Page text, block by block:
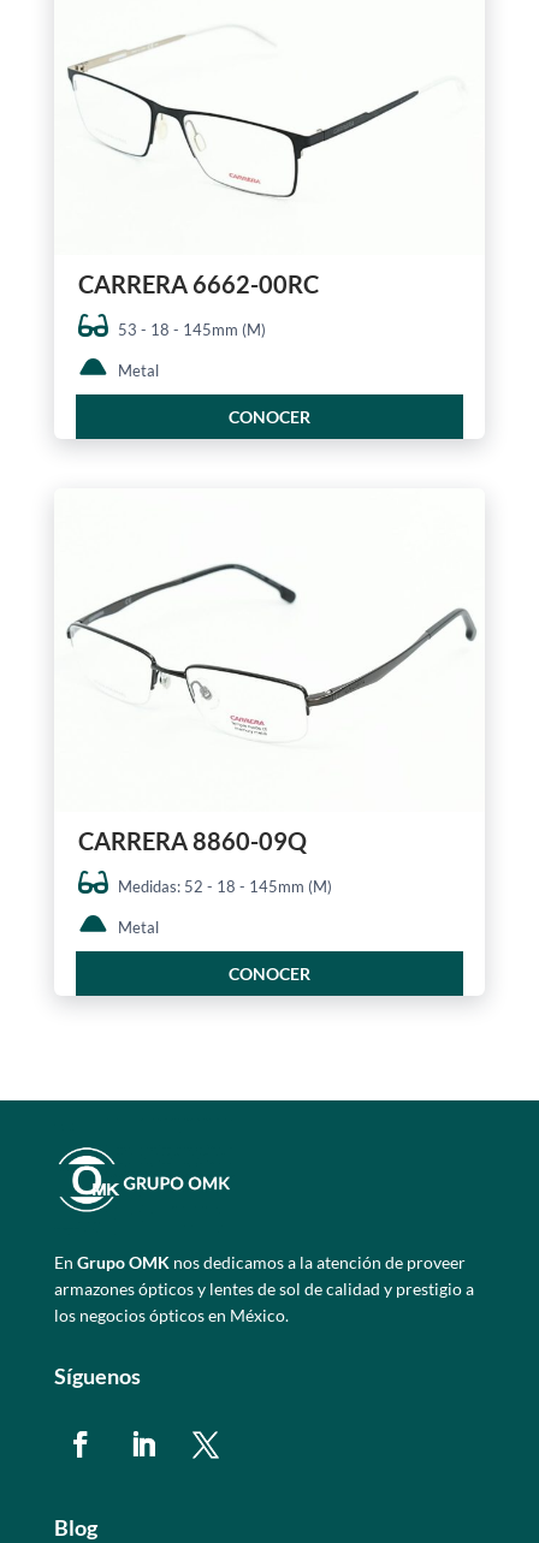
CARRERA 6662-00RC
53 - 18 - 145mm (M)
Metal
CONOCER
CARRERA 8860-09Q
Medidas: 52 - 18 - 145mm (M)
Metal
CONOCER
En Grupo OMKnos dedicamos a la atención de proveer
armazones ópticos y lentes de sol de calidad y prestigio a
los negocios ópticos en México.
Síguenos
Blog